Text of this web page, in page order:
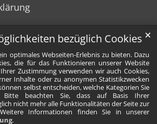
bezüglich Cookies
optimales Webseiten-Erlebnis zu bieten. Dazu
die für das Funktionieren unserer Website
Zustimmung verwenden wir auch Cookies,
Inhalte oder zu anonymen Statistikzwecken
selbst entscheiden, welche Kategorien Sie
Bitte beachten Sie, dass auf Basis Ihrer
nicht mehr alle Funktionalitäten der Seite zur
Informationen finden Sie in unserer
.
✕